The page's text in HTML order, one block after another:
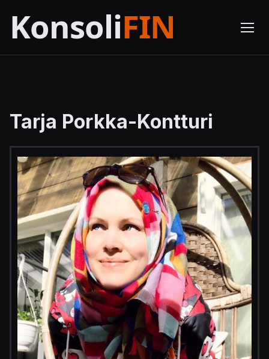
Tarja Porkka-Kontturi